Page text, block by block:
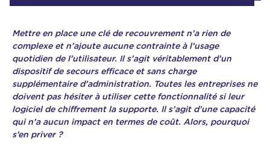
Mettre en place une clé de recouvrement n’a rien de
complexe et n’ajoute aucune contrainte à l’usage
quotidien de l’utilisateur. Il s’agit véritablement d’un
dispositif de secours efficace et sans charge
supplémentaire d’administration. Toutes les entreprises ne
doivent pas hésiter à utiliser cette fonctionnalité si leur
logiciel de chiffrement la supporte. Il s’agit d’une capacité
qui n’a aucun impact en termes de coût. Alors, pourquoi
s’en priver ?